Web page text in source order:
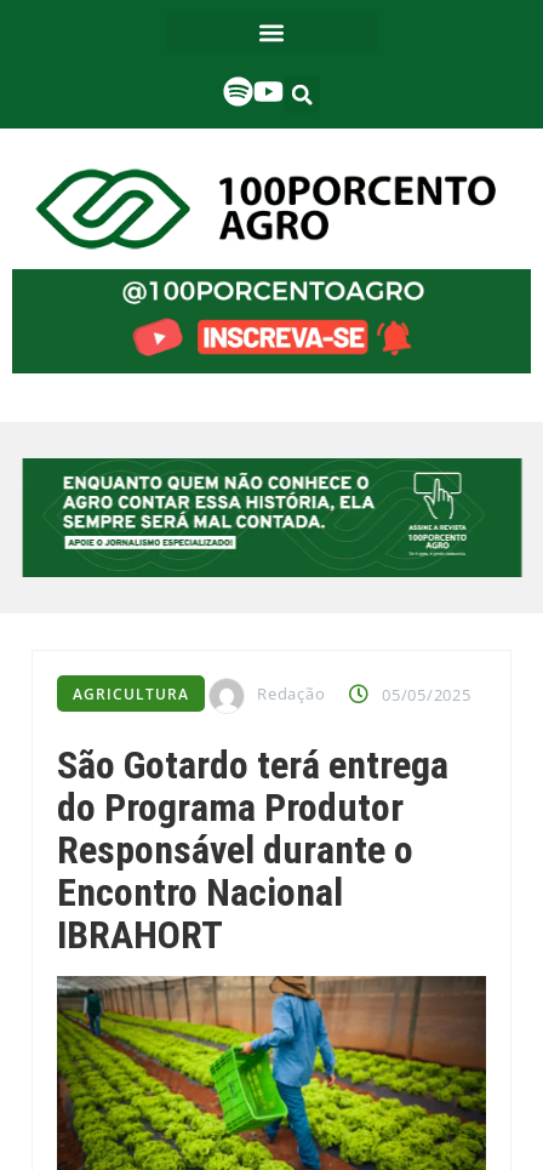
AGRICULTURA Redação 05/05/2025
São Gotardo terá entrega
do Programa Produtor
Responsável durante o
Encontro Nacional
IBRAHORT